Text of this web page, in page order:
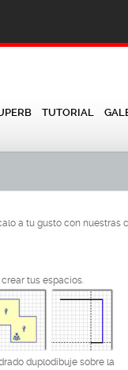
TUTORIAL
a tu gusto con nuestras
tus espacios.
duplodibuje sobre la